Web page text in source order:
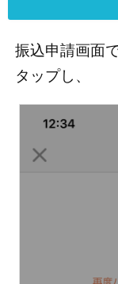
振込申請画面
タップし、